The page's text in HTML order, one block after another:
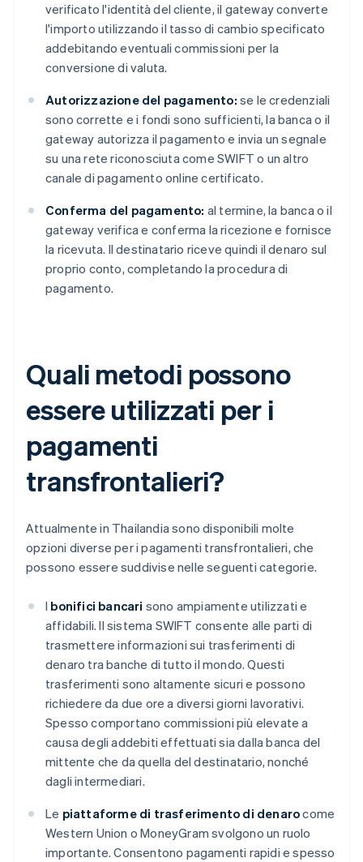
verificato l'identità del cliente, il gateway converte
l'importo utilizzando il tasso di cambio specificato
addebitando eventuali commissioni per la
conversione di valuta.
Autorizzazione del pagamento: se le credenziali
sono corrette e i fondi sono sufficienti, la banca o il
gateway autorizza il pagamento e invia un segnale
su una rete riconosciuta come SWIFT o un altro
canale di pagamento online certificato.
Conferma del pagamento: al termine, la banca o il
gateway verifica e conferma la ricezione e fornisce
la ricevuta. Il destinatario riceve quindi il denaro sul
proprio conto, completando la procedura di
pagamento.
Quali metodi possono
essere utilizzati per i
pagamenti
transfrontalieri?
Attualmente in Thailandia sono disponibili molte
opzioni diverse per i pagamenti transfrontalieri, che
possono essere suddivise nelle seguenti categorie.
I bonifici bancari sono ampiamente utilizzati e
affidabili. Il sistema SWIFT consente alle parti di
trasmettere informazioni sui trasferimenti di
denaro tra banche di tutto il mondo. Questi
trasferimenti sono altamente sicuri e possono
richiedere da due ore a diversi giorni lavorativi.
Spesso comportano commissioni più elevate a
causa degli addebiti effettuati sia dalla banca del
mittente che da quella del destinatario, nonché
dagli intermediari.
Le piattaforme di trasferimento di denarocome
Western Union o MoneyGram svolgono un ruolo
importante. Consentono pagamenti rapidi e spesso